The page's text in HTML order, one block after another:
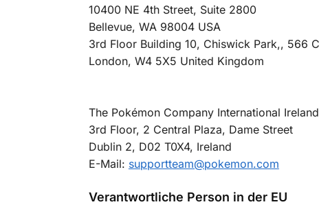
10400 NE 4th Street, Suite 2800
Bellevue, WA 98004 USA
3rd Floor Building 10, Chiswick Park,, 566
London, W4 5X5 United Kingdom
The Pokémon Company International
3rd Floor, 2 Central Plaza, Dame Street
Dublin 2, D02 T0X4, Ireland
E-Mail: supportteam@pokemon.com
Verantwortliche Person in der EU